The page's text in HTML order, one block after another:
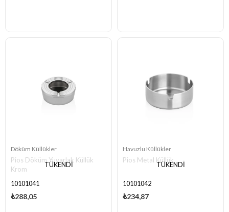
TÜKENDI
Döküm Küllükler
Pios Döküm Yuvarlak Küllük
Krom
10101041
₺288,05
TÜKENDI
Havuzlu Küllükler
Pios Metal Küllük
10101042
₺234,87